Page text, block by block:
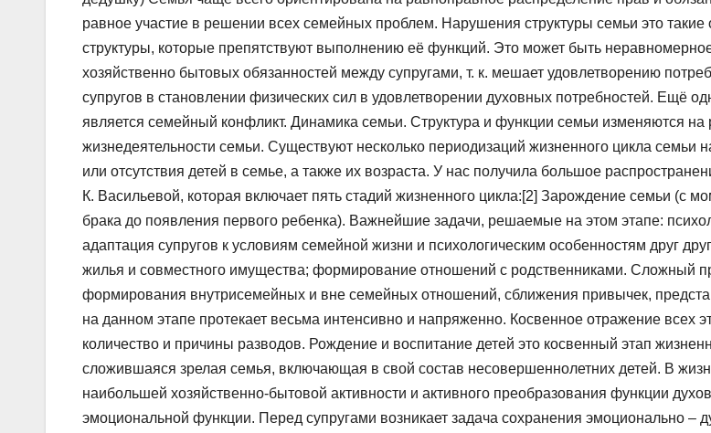
равное участие в решении всех семейных проблем. Нарушения структуры семьи это такие
структуры, которые препятствуют выполнению её функций. Это может быть
хозяйственно бытовых обязанностей между супругами, т. к. мешает удовлетворению
супругов в становлении физических сил в удовлетворении духовных потребностей. Ещё
является семейный конфликт. Динамика семьи. Структура и функции семьи изменяются на
жизнедеятельности семьи. Существуют несколько периодизаций жизненного цикла семьи
или отсутствия детей в семье, а также их возраста. У нас получила большое
К. Васильевой, которая включает пять стадий жизненного цикла:[2] Зарождение семьи (с
брака до появления первого ребенка). Важнейшие задачи, решаемые на этом этапе:
адаптация супругов к условиям семейной жизни и психологическим особенностям друг
жилья и совместного имущества; формирование отношений с родственниками. Сложный
формирования внутрисемейных и вне семейных отношений, сближения привычек,
на данном этапе протекает весьма интенсивно и напряженно. Косвенное отражение всех
количество и причины разводов. Рождение и воспитание детей это косвенный этап
сложившаяся зрелая семья, включающая в свой состав несовершеннолетних детей. В
наибольшей хозяйственно-бытовой активности и активного преобразования функции
эмоциональной функции. Перед супругами возникает задача сохранения эмоционально –